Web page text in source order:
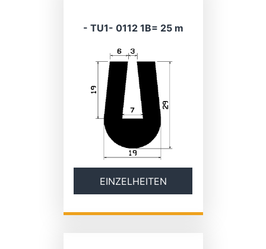
- TU1- 0112 1B= 25 m
EINZELHEITEN